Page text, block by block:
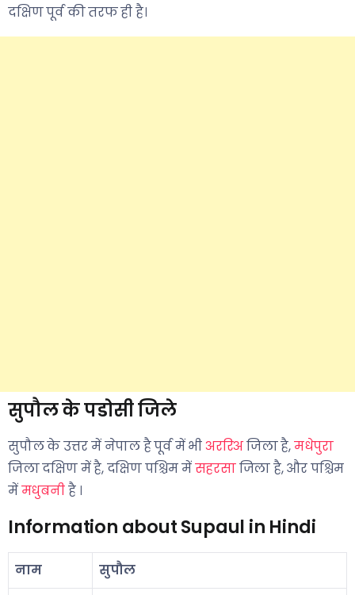
दक्षिण पूर्व की तरफ ही है।
सुपौल के पडोसी जिले
सुपौल के उत्तर में नेपाल है पूर्व में भीअररिअजिला है,मधेपुरा
जिला दक्षिण में है, दक्षिण पश्चिम मेंसहरसाजिला है, और पश्चिम
मेंमधुबनीहै ।
Information about Supaul in Hindi
नाम सुपौल